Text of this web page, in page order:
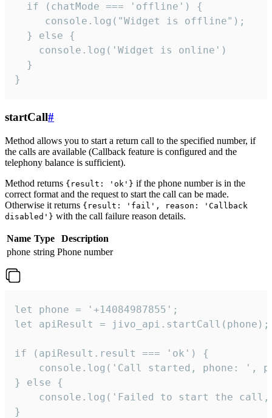
  if (chatMode === 'offline') {
     console.log("Widget is offline");
  } else {
    console.log('Widget is online')
  }
}
startCall#
Method allows you to start a return call to the specified number, if
the calls are available (Callback feature is configured and the
telephony balance is sufficient).
Method returns {result: 'ok'} if the phone number is in the
correct format and the request to start the call can be made.
Otherwise it returns {result: 'fail', reason: 'Callback
disabled'} with the call failure reason details.
Name Type
Description
phone string Phone number
let phone = '+14084987855';
let apiResult = jivo_api.startCall(phone);
if (apiResult.result === 'ok') {
console.log('Call started, phone: ',
} else {
console.log('Failed to start the
}